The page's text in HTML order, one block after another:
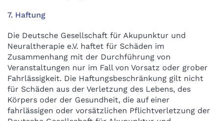
7. Haftung
Die Deutsche Gesellschaft für Akupunktur und
Neuraltherapie e.V. haftet für Schäden im
Zusammenhang mit der Durchführung von
Veranstaltungen nur im Fall von Vorsatz oder grober
Fahrlässigkeit. Die Haftungsbeschränkung gilt nicht
für Schäden aus der Verletzung des Lebens, des
Körpers oder der Gesundheit, die auf einer
fahrlässigen oder vorsätzlichen Pflichtverletzung der